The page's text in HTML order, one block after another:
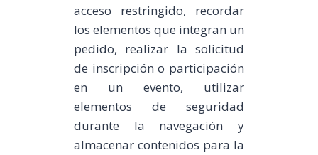
acceso restringido, recordar
los elementos que integran un
pedido, realizar la solicitud
de inscripción o participación
en un evento, utilizar
elementos de seguridad
durante la navegación y
almacenar contenidos para la